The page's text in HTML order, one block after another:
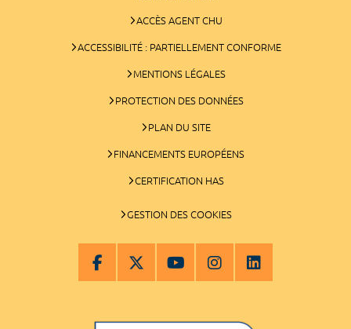
ACCÈS AGENT CHU
ACCESSIBILITÉ : PARTIELLEMENT CONFORME
MENTIONS LÉGALES
PROTECTION DES DONNÉES
PLAN DU SITE
FINANCEMENTS EUROPÉENS
CERTIFICATION HAS
GESTION DES COOKIES